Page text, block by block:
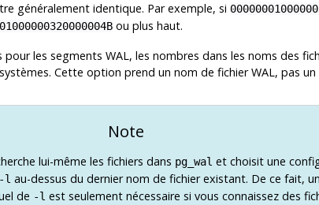
généralement identique. Par exemple, si
ou plus haut.
les segments WAL, les nombres dans les noms des
Cette option prend un nom de fichier WAL, pas un
Note
lui-même les fichiers dans pg_wal et choisit une
-l au-dessus du dernier nom de fichier existant. De ce fait, un
de -l est seulement nécessaire si vous connaissez des